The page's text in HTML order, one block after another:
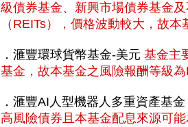
級債券基金、新興市場債券基金
（REITs），價格波動較大，故
．滙豐環球貨幣基金-美元 基金主
基金，故本基金之風險報酬等級
．滙豐AI人型機器人多重資產基金
高風險債券且本基金配息來源可